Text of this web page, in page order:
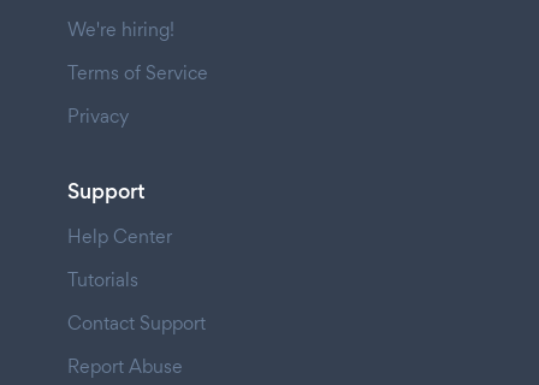
We're hiring!
Terms of Service
Privacy
Support
Help Center
Tutorials
Contact Support
Report Abuse